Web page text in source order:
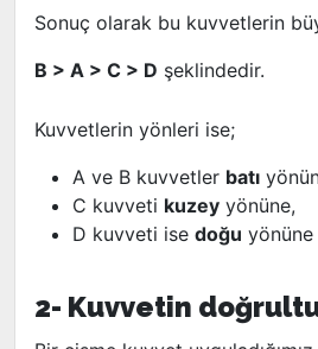
Sonuç olarak bu kuvvetlerin
B > A > C > D şeklindedir.
Kuvvetlerin yönleri ise;
A ve B kuvvetler batı
C kuvveti kuzey yönüne,
D kuvveti ise doğu
2- Kuvvetin